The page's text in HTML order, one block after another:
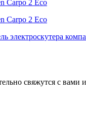
электроскутера
свяжутся с вами и